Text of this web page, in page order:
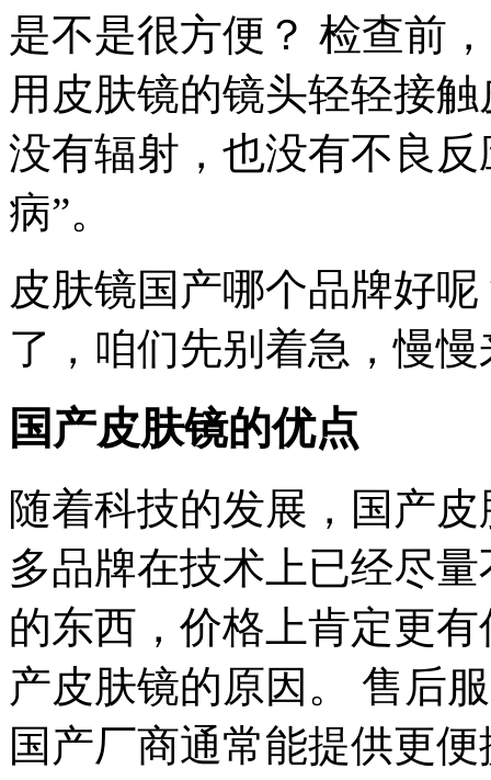
是不是很方便？ 检查前
用皮肤镜的镜头轻轻接
没有辐射，也没有不良
病”。
皮肤镜国产哪个品牌好
了，咱们先别着急，慢慢
国产皮肤镜的优点
随着科技的发展，国产
多品牌在技术上已经尽
的东西，价格上肯定更
产皮肤镜的原因。 售后
国产厂商通常能提供更